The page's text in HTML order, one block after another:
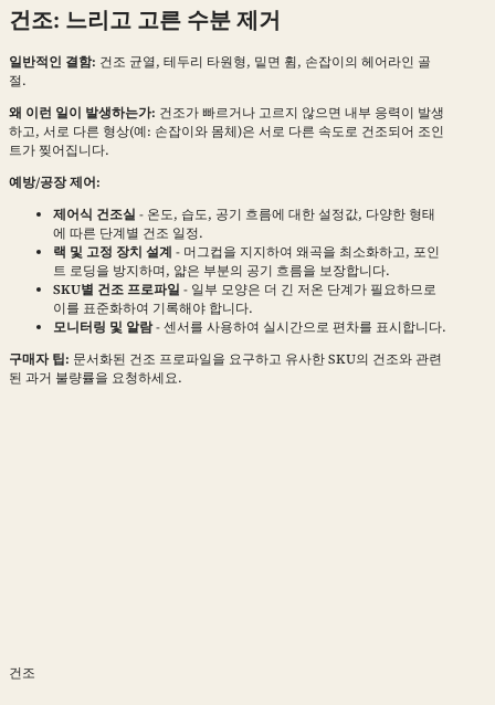
건조: 느리고 고른 수분 제거
일반적인 결함: 건조 균열, 테두리 타원형, 밑면 휨, 손잡이의 헤어라인 골
절.
왜 이런 일이 발생하는가: 건조가 빠르거나 고르지 않으면 내부 응력이 발생
하고, 서로 다른 형상(예: 손잡이와 몸체)은 서로 다른 속도로 건조되어 조인
트가 찢어집니다.
예방/공장 제어:
제어식 건조실 - 온도, 습도, 공기 흐름에 대한 설정값, 다양한 형태
에 따른 단계별 건조 일정.
랙 및 고정 장치 설계 - 머그컵을 지지하여 왜곡을 최소화하고, 포인
트 로딩을 방지하며, 얇은 부분의 공기 흐름을 보장합니다.
SKU별 건조 프로파일 - 일부 모양은 더 긴 저온 단계가 필요하므로
이를 표준화하여 기록해야 합니다.
모니터링 및 알람- 센서를 사용하여 실시간으로 편차를 표시합니다.
구매자 팁: 문서화된 건조 프로파일을 요구하고 유사한 SKU의 건조와 관련
된 과거 불량률을 요청하세요.
건조